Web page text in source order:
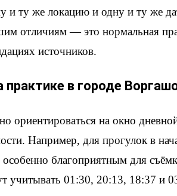
и ту же локацию и одну и ту же
отличиям — это нормальная
источников.
в городе
ориентироваться на окно
Например, для прогулок в
благоприятным для
учитывать 01:30, 20:13, 18:37 и